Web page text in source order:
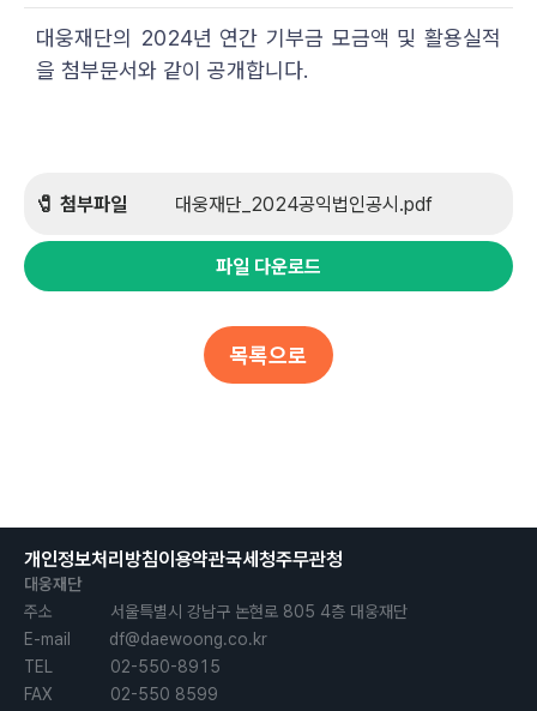
대웅재단의 2024년 연간 기부금 모금액 및 활용실적
을 첨부문서와 같이 공개합니다.
🧷 첨부파일
          대웅재단_2024공익법인공시.pdf
파일 다운로드
목록으로
개인정보처리방침이용약관국세청주무관청
대웅재단
주소            서울특별시 강남구 논현로 805 4층 대웅재단
E-mail        df@daewoong.co.kr
TEL            02-550-8915
FAX            02-550 8599